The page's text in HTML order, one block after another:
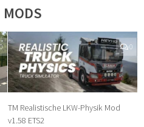
MODS
0 0
TM Realistische LKW-Physik Mod
v1.58 ETS2